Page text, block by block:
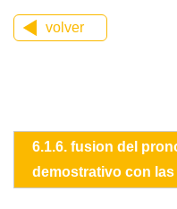
volver
6.1.6. fusion del
demostrativo con